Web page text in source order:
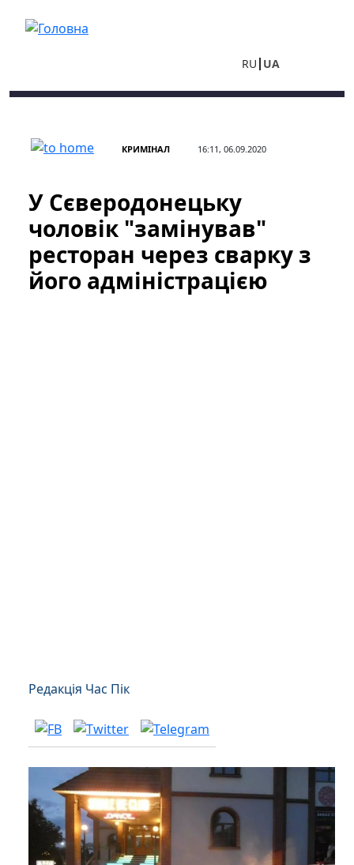
RU UA
КРИМІНАЛ 16:11, 06.09.2020
У Сєверодонецьку
чоловік "замінував"
ресторан через сварку з
його адміністрацією
Редакція Час Пік